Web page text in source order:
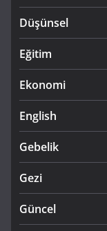
Düşünsel
Eğitim
Ekonomi
English
Gebelik
Gezi
Güncel